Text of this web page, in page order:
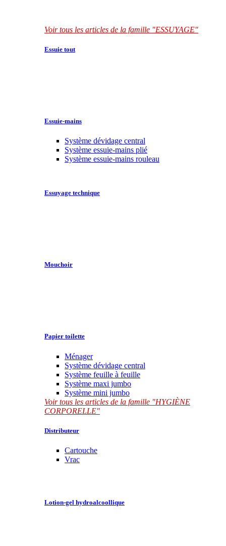
Voir tous les articles de la famille "ESSUYAGE"
Essuie tout
Essuie-mains
Système dévidage central
Système essuie-mains plié
Système essuie-mains rouleau
Essuyage technique
Mouchoir
Papier toilette
Ménager
Système dévidage central
Système feuille à feuille
Système maxi jumbo
Système mini jumbo
Voir tous les articles de la famille "HYGIÈNE
CORPORELLE"
Distributeur
Cartouche
Vrac
Lotion-gel hydroalcoollique